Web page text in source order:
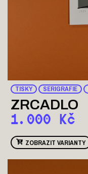
TISKY SERIGRAFIE
ZRCADLO
1.000 Kč
ZOBRAZIT VARIANTY